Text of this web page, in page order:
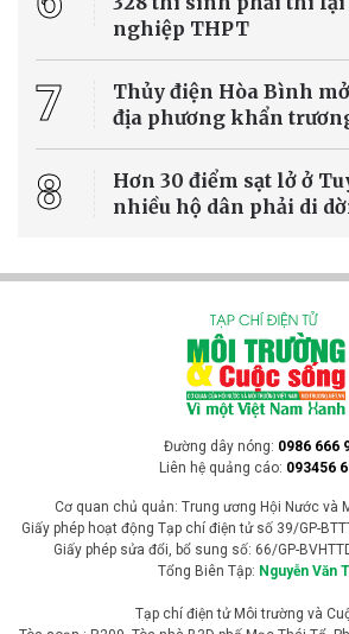
tin dự báo thời tiết ngày 09/8/2026 tại Hà
Bộ Xây dựng đề xuất: Bất
mã định danh mới được giao
Đề xuất yêu cầu mọi bất động sản phải
điện tử trước khi thực hiện giao dịch là một
đáng chú ý tại dự thảo Luật Kinh doanh bất
Bộ Xây dựng xây dựng.